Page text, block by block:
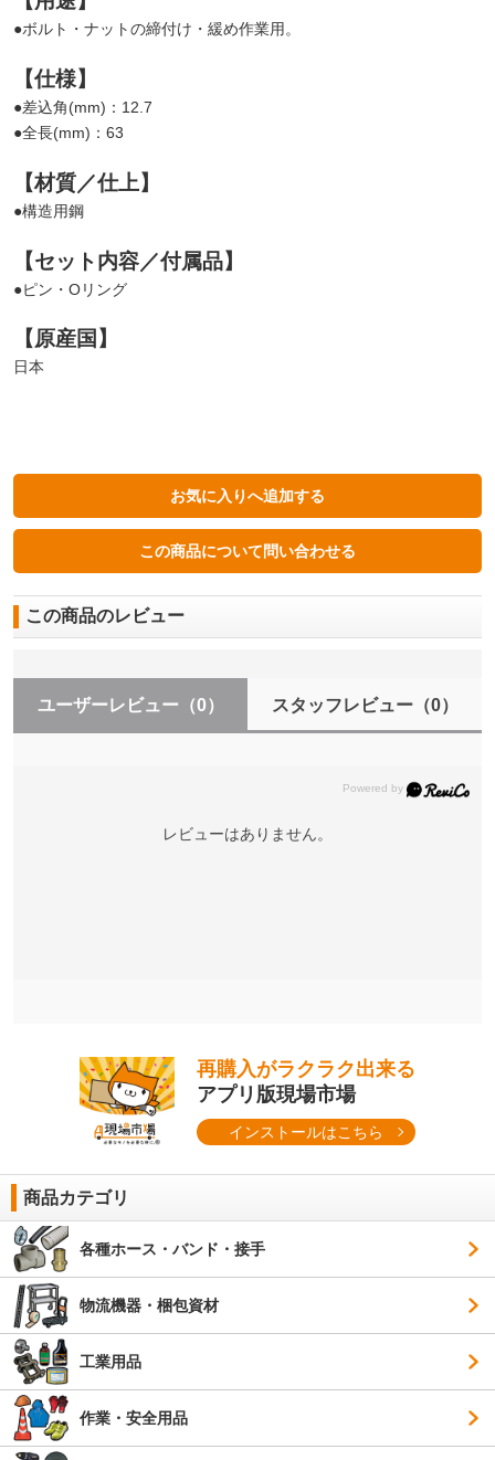
●ボルト・ナットの締付け・緩め作業用。
【仕様】
●差込角(mm)：12.7
●全長(mm)：63
【材質／仕上】
●構造用鋼
【セット内容／付属品】
●ピン・Oリング
【原産国】
日本
この商品のレビュー
ユーザーレビュー （0） スタッフレビュー（0）
レビューはありません。
再購入がラクラク出来る
アプリ版現場市場
インストールはこちら
商品カテゴリ
各種ホース・バンド・接手
物流機器・梱包資材
工業用品
作業・安全用品